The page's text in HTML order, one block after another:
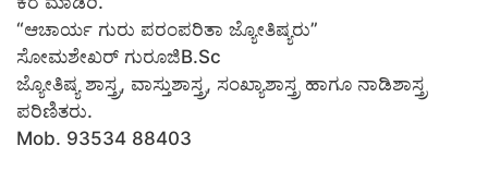
“ಆಚಾರ್ಯ ಗುರು ಪರಂಪರಿತಾ ಜ್ಯೋತಿಷ್ಯರು”
ಸೋಮಶೇಖರ್ ಗುರೂಜಿB.Sc
ಜ್ಯೋತಿಷ್ಯ ಶಾಸ್ತ್ರ, ವಾಸ್ತುಶಾಸ್ತ್ರ, ಸಂಖ್ಯಾಶಾಸ್ತ್ರ ಹಾಗೂ ನಾಡಿಶಾಸ್ತ್ರ
ಪರಿಣಿತರು.
Mob. 93534 88403